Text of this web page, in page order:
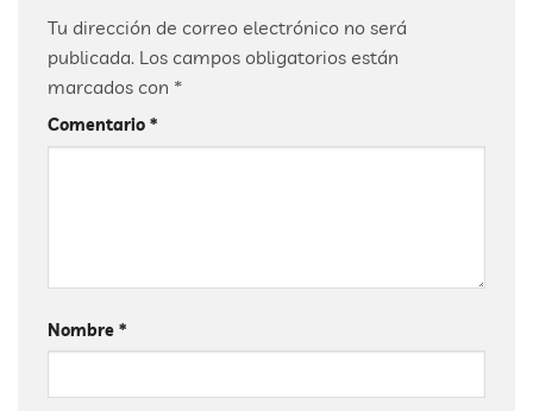
Tu dirección de correo electrónico no será
publicada. Los campos obligatorios están
marcados con *
Comentario *
Nombre *